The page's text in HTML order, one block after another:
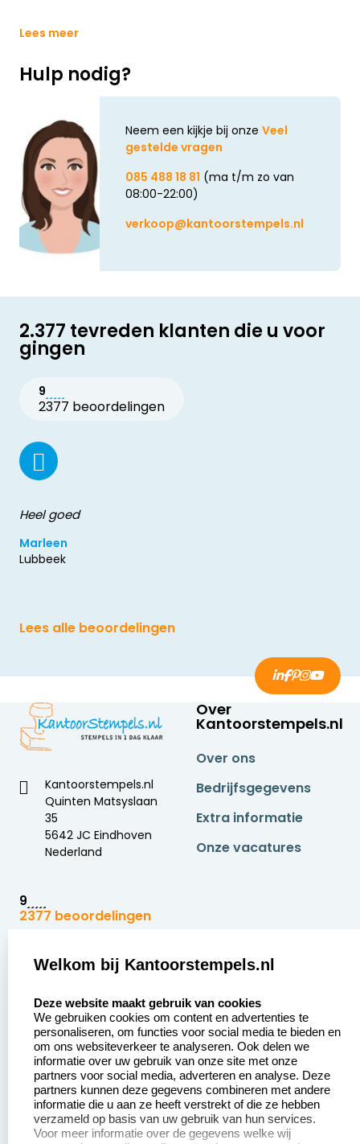
Lees meer
Hulp nodig?
Neem een kijkje bij onze Veel
gestelde vragen
085 488 18 81 (ma t/m zo van
08:00-22:00)
verkoop@kantoorstempels.nl
2.377 tevreden klanten die u voor
gingen
9
2377 beoordelingen
Heel goed
Marleen
Lubbeek
Lees alle beoordelingen
Kantoorstempels.nl
Quinten Matsyslaan
35
5642 JC Eindhoven
Nederland
9
2377 beoordelingen
Over
Kantoorstempels.nl
Over ons
Bedrijfsgegevens
Extra informatie
Onze vacatures
Zakelijk:
Aanvraag op maat
Betaling &
Verzending
Wederverkoper
worden
Sale
Klantenservice:
Contact opnemen
Veel gestelde vragen
Retourneren
Herroepingsrecht
Welkom bij Kantoorstempels.nl
Deze website maakt gebruik van cookies
We gebruiken cookies om content en advertenties te
personaliseren, om functies voor social media te bieden en
om ons websiteverkeer te analyseren. Ook delen we
informatie over uw gebruik van onze site met onze
partners voor social media, adverteren en analyse. Deze
partners kunnen deze gegevens combineren met andere
informatie die u aan ze heeft verstrekt of die ze hebben
verzameld op basis van uw gebruik van hun services.
Voor meer informatie over de gegevens welke wij